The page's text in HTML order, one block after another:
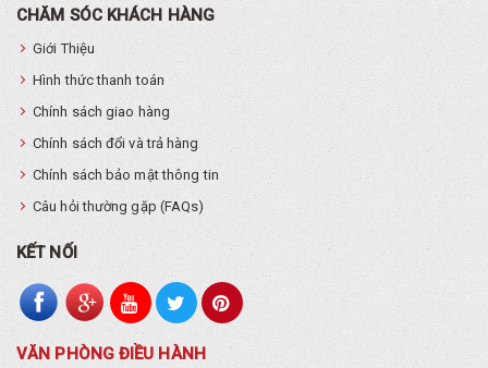
CHĂM SÓC KHÁCH HÀNG
Giới Thiệu
Hình thức thanh toán
Chính sách giao hàng
Chính sách đổi và trả hàng
Chính sách bảo mật thông tin
Câu hỏi thường gặp (FAQs)
KẾT NỐI
VĂN PHÒNG ĐIỀU HÀNH